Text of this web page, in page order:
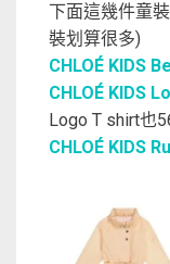
下面這幾件童
裝划算很多)
CHLOÉ KIDS
CHLOÉ KIDS
Logo T shirt也
CHLOÉ KIDS